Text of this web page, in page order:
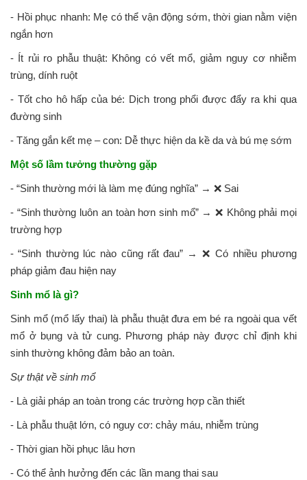
- Hồi phục nhanh: Mẹ có thể vận động sớm, thời gian nằm viện
ngắn hơn
- Ít rủi ro phẫu thuật: Không có vết mổ, giảm nguy cơ nhiễm
trùng, dính ruột
- Tốt cho hô hấp của bé: Dịch trong phổi được đẩy ra khi qua
đường sinh
- Tăng gắn kết mẹ – con: Dễ thực hiện da kề da và bú mẹ sớm
Một số lầm tưởng thường gặp
- “Sinh thường mới là làm mẹ đúng nghĩa” → ❌ Sai
- “Sinh thường luôn an toàn hơn sinh mổ” → ❌ Không phải mọi
trường hợp
- “Sinh thường lúc nào cũng rất đau” → ❌ Có nhiều phương
pháp giảm đau hiện nay
Sinh mổ là gì?
Sinh mổ (mổ lấy thai) là phẫu thuật đưa em bé ra ngoài qua vết
mổ ở bụng và tử cung. Phương pháp này được chỉ định khi
sinh thường không đảm bảo an toàn.
Sự thật về sinh mổ
- Là giải pháp an toàn trong các trường hợp cần thiết
- Là phẫu thuật lớn, có nguy cơ: chảy máu, nhiễm trùng
- Thời gian hồi phục lâu hơn
- Có thể ảnh hưởng đến các lần mang thai sau